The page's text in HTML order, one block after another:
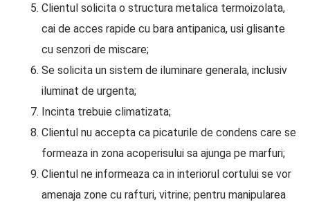
Clientul solicita o structura metalica termoizolata,
cai de acces rapide cu bara antipanica, usi glisante
cu senzori de miscare;
Se solicita un sistem de iluminare generala, inclusiv
iluminat de urgenta;
Incinta trebuie climatizata;
Clientul nu accepta ca picaturile de condens care se
formeaza in zona acoperisului sa ajunga pe marfuri;
Clientul ne informeaza ca in interiorul cortului se vor
amenaja zone cu rafturi, vitrine; pentru manipularea